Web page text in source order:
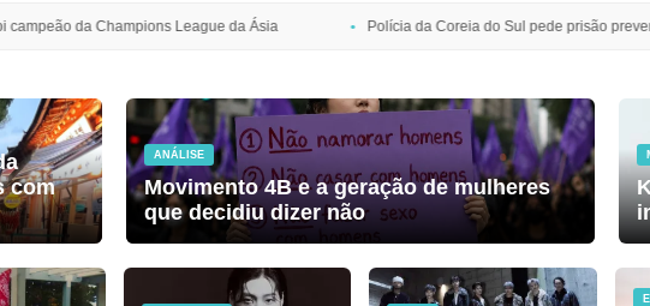
da Ásia Polícia da Coreia do Sul pede prisão preventiva de Bang Si-hyuk, presidente
com
ANÁLISE
Movimento 4B e a geração de mulheres
que decidiu dizer não